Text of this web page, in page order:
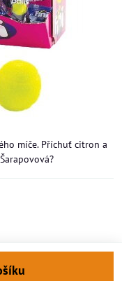
míče. Příchuť citron a